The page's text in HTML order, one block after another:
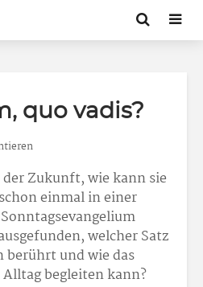
quo vadis?
der Zukunft, wie kann sie
einmal in einer
welcher Satz
und wie das
begleiten kann?